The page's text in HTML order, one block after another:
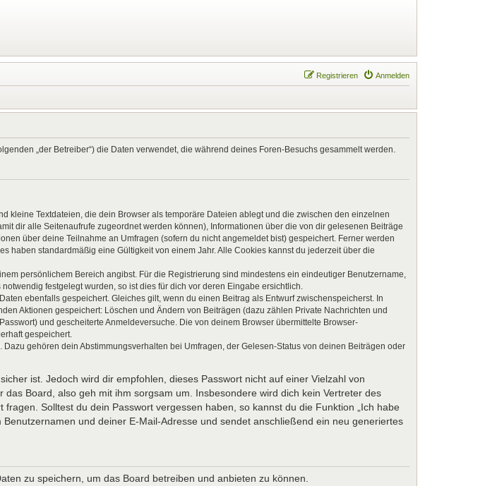
Anmelden
Registrieren
„der Betreiber“) die Daten verwendet, die während deines Foren-Besuchs gesammelt werden.
kleine Textdateien, die dein Browser als temporäre Dateien ablegt und die zwischen den einzelnen
dir alle Seitenaufrufe zugeordnet werden können), Informationen über die von dir gelesenen Beiträge
über deine Teilnahme an Umfragen (sofern du nicht angemeldet bist) gespeichert. Ferner werden
haben standardmäßig eine Gültigkeit von einem Jahr. Alle Cookies kannst du jederzeit über die
persönlichem Bereich angibst. Für die Registrierung sind mindestens ein eindeutiger Benutzername,
festgelegt wurden, so ist dies für dich vor deren Eingabe ersichtlich.
ebenfalls gespeichert. Gleiches gilt, wenn du einen Beitrag als Entwurf zwischenspeicherst. In
Aktionen gespeichert: Löschen und Ändern von Beiträgen (dazu zählen Private Nachrichten und
und gescheiterte Anmeldeversuche. Die von deinem Browser übermittelte Browser-
gespeichert.
gehören dein Abstimmungsverhalten bei Umfragen, der Gelesen-Status von deinen Beiträgen oder
ist. Jedoch wird dir empfohlen, dieses Passwort nicht auf einer Vielzahl von
Board, also geh mit ihm sorgsam um. Insbesondere wird dich kein Vertreter des
Solltest du dein Passwort vergessen haben, so kannst du die Funktion „Ich habe
und deiner E-Mail-Adresse und sendet anschließend ein neu generiertes
zu speichern, um das Board betreiben und anbieten zu können.